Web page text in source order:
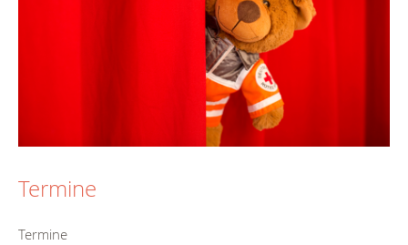
Termine
Termine